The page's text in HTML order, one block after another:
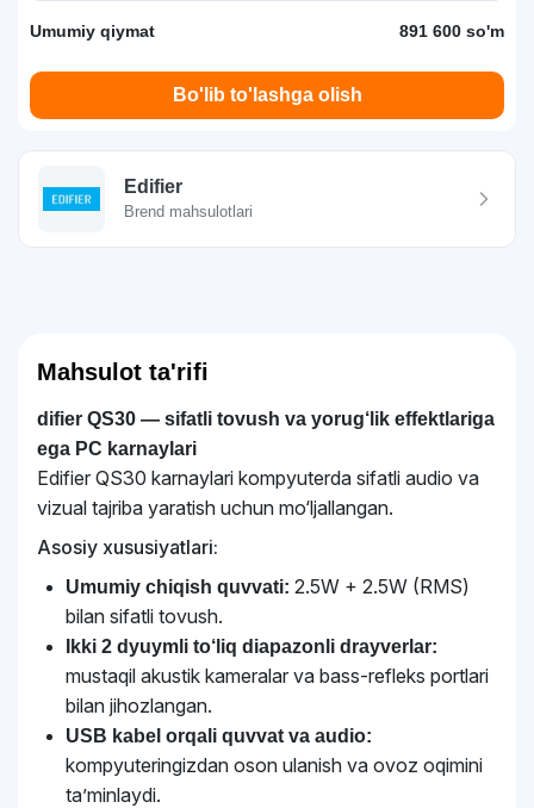
Umumiy qiymat 891 600 so'm
Bo'lib to'lashga olish
Edifier
Brend mahsulotlari
Mahsulot ta'rifi
difier QS30 — sifatli tovush va yorug‘lik effektlariga
ega PC karnaylari
Edifier QS30 karnaylari kompyuterda sifatli audio va
vizual tajriba yaratish uchun mo‘ljallangan.
Asosiy xususiyatlari:
Umumiy chiqish quvvati: 2.5W + 2.5W (RMS)
bilan sifatli tovush.
Ikki 2 dyuymli to‘liq diapazonli drayverlar:
mustaqil akustik kameralar va bass-refleks portlari
bilan jihozlangan.
USB kabel orqali quvvat va audio:
kompyuteringizdan oson ulanish va ovoz oqimini
ta’minlaydi.